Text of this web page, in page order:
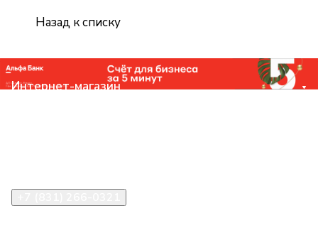
Назад к списку
Интернет-магазин